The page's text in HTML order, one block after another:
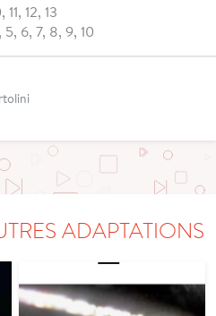
12, 13
6, 7, 8, 9, 10
ADAPTATIONS